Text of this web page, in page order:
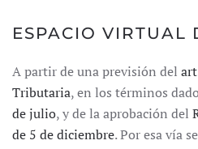
ESPACIO VIRTUAL
A partir de una previsión del
Tributaria, en los términos
de julio, y de la aprobación del
de 5 de diciembre. Por esa vía